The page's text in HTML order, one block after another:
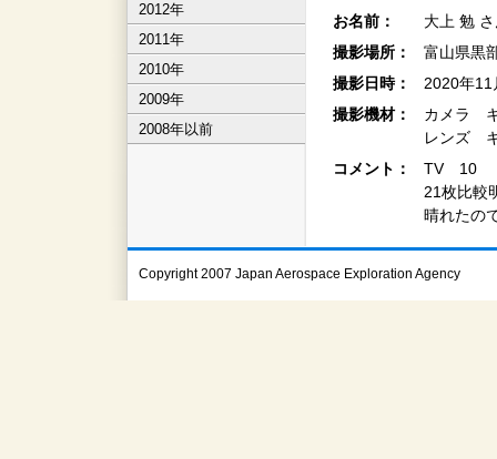
2012年
2011年
2010年
2009年
2008年以前
お名前：
大上 勉
撮影場所：
富山県黒
撮影日時：
2020年
撮影機材：
カメラ
レンズ
コメント：
TV
21枚比較
晴れたの
Copyright 2007 Japan Aerospace Exploration Agency